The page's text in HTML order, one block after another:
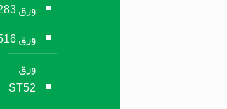
ورق A283
ورق A516
ورق
ST52